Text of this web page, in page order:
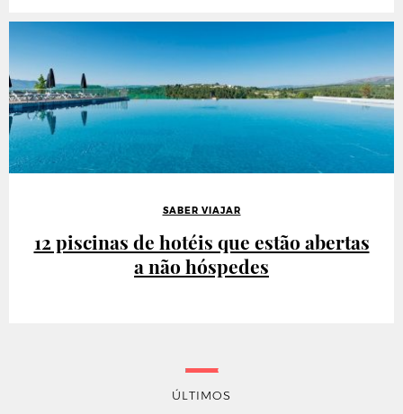
SABER VIAJAR
12 piscinas de hotéis que estão abertas
a não hóspedes
ÚLTIMOS